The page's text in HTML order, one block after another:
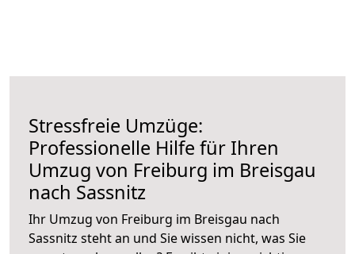
Stressfreie Umzüge:
Professionelle Hilfe für Ihren
Umzug von Freiburg im Breisgau
nach Sassnitz
Ihr Umzug von Freiburg im Breisgau nach
Sassnitz steht an und Sie wissen nicht, was Sie